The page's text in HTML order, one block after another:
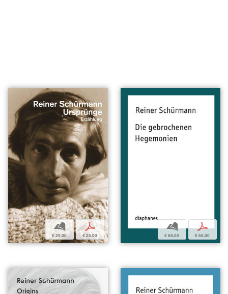
b
€ 25,00
p
€ 25,00
b
€ 68,00
p
€ 68,00